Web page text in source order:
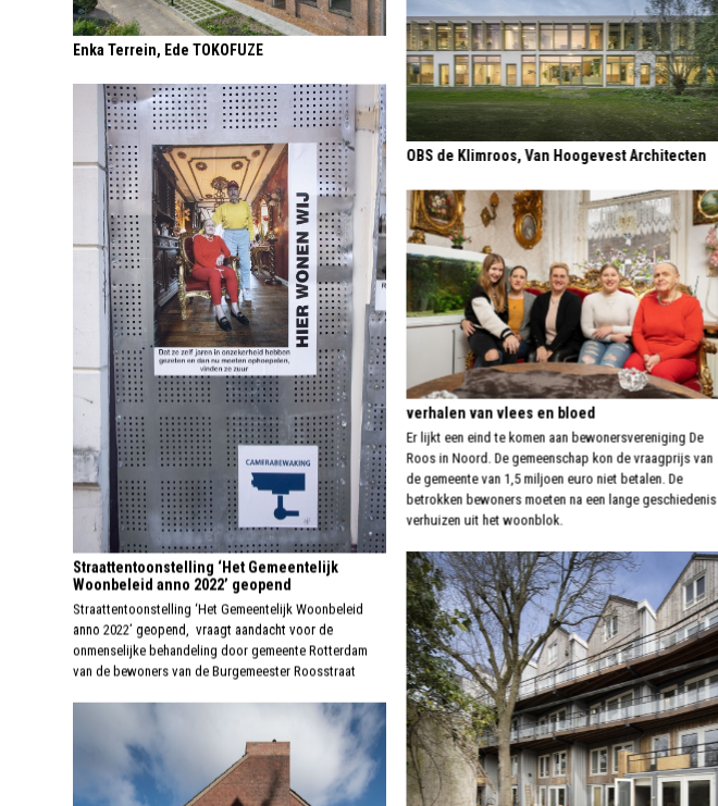
Enka Terrein, Ede TOKOFUZE
OBS de Klimroos, Van Hoogevest Architecten
Straattentoonstelling ‘Het Gemeentelijk
Woonbeleid anno 2022’ geopend
Straattentoonstelling ‘Het Gemeentelijk Woonbeleid
anno 2022’ geopend, vraagt aandacht voor de
onmenselijke behandeling door gemeente Rotterdam
van de bewoners van de Burgemeester Roosstraat
verhalen van vlees en bloed
Er lijkt een eind te komen aan bewonersvereniging De
Roos in Noord. De gemeenschap kon de vraagprijs van
de gemeente van 1,5 miljoen euro niet betalen. De
betrokken bewoners moeten na een lange geschiedenis
verhuizen uit het woonblok.